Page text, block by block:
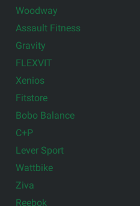
Woodway
Assault Fitness
Gravity
FLEXVIT
Xenios
Fitstore
Bobo Balance
C+P
Lever Sport
Wattbike
Ziva
Reebok